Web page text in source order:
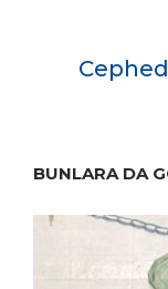
BUNLARA DA